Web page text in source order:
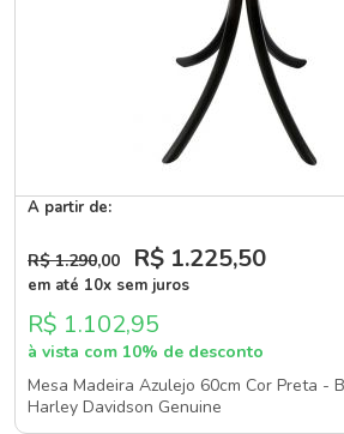
A partir de:
R$ 1.290,00 R$ 1.225,50
em até 10x sem juros
R$ 1.102,95
à vista com 10% de desconto
Mesa Madeira Azulejo 60cm Cor Preta -
Harley Davidson Genuine